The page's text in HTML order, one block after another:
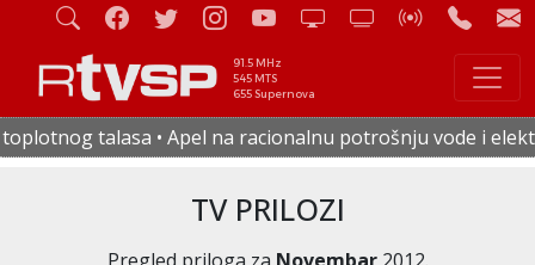
91.5 MHz
545 MTS
655 Supernova
racionalnu potrošnju vode i električne energije • U
TV PRILOZI